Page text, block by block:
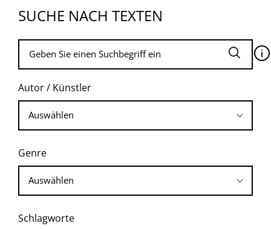
SUCHE NACH TEXTEN
🛈
Autor / Künstler
Genre
Schlagworte